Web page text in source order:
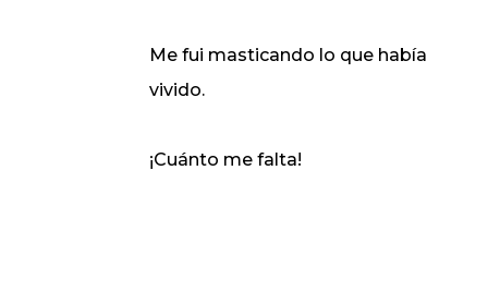
Me fui masticando lo que había
vivido.
¡Cuánto me falta!